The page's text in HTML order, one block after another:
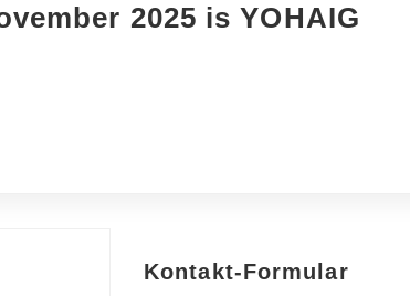
2025 is YOHAIG
Kontakt-Formular